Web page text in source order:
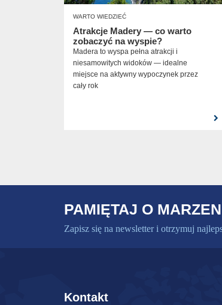
WARTO WIEDZIEĆ
Atrakcje Madery — co warto
zobaczyć na wyspie?
Madera to wyspa pełna atrakcji i
niesamowitych widoków — idealne
miejsce na aktywny wypoczynek przez
cały rok
PAMIĘTAJ O
Zapisz się na newsletter i otrzymuj
Kontakt